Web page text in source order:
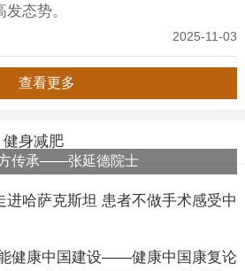
态势。
2025-11-03
查看更多
健身减肥
传承——张延德院士
进哈萨克斯坦 患者不做手术感受中
健康中国建设——健康中国康复论